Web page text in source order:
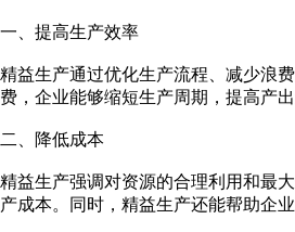
一、提高生产效率
精益生产通过优化生产流程、减少浪
费，企业能够缩短生产周期，提高产
二、降低成本
精益生产强调对资源的合理利用和最
产成本。同时，精益生产还能帮助企